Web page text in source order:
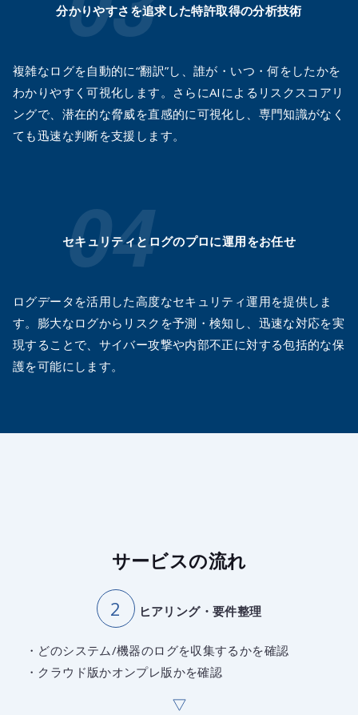
分かりやすさを追求した特許取得の分析技術
複雑なログを自動的に“翻訳”し、誰が・いつ・何をしたかを
わかりやすく可視化します。さらにAIによるリスクスコアリ
ングで、潜在的な脅威を直感的に可視化し、専門知識がなく
ても迅速な判断を支援します。
セキュリティとログのプロに運用をお任せ
ログデータを活用した高度なセキュリティ運用を提供しま
す。膨大なログからリスクを予測・検知し、迅速な対応を実
現することで、サイバー攻撃や内部不正に対する包括的な保
護を可能にします。
サービスの流れ
ヒアリング・要件整理
・どのシステム/機器のログを収集するかを確認
・クラウド版かオンプレ版かを確認